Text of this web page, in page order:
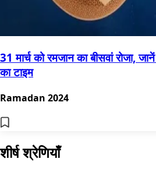
31 मार्च को रमजान का बीसवां रोजा,
का टाइम
Ramadan 2024
शीर्ष श्रेणियाँ